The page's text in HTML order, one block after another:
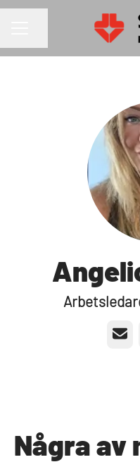
E-post
Några av